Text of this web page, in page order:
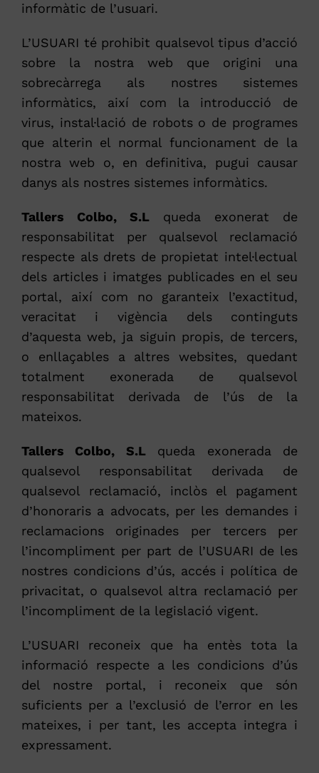
informàtic de l’usuari.
L’USUARI té prohibit qualsevol tipus d’acció
sobre la nostra web que origini una
sobrecàrrega als nostres sistemes
informàtics, així com la introducció de
virus, instal·lació de robots o de programes
que alterin el normal funcionament de la
nostra web o, en definitiva, pugui causar
danys als nostres sistemes informàtics.
Tallers Colbo, S.L queda exonerat de
responsabilitat per qualsevol reclamació
respecte als drets de propietat intel·lectual
dels articles i imatges publicades en el seu
portal, així com no garanteix l’exactitud,
veracitat i vigència dels continguts
d’aquesta web, ja siguin propis, de tercers,
o enllaçables a altres websites, quedant
totalment exonerada de qualsevol
responsabilitat derivada de l’ús de la
mateixos.
Tallers Colbo, S.Lqueda exonerada de
qualsevol responsabilitat derivada de
qualsevol reclamació, inclòs el pagament
d’honoraris a advocats, per les demandes i
reclamacions originades per tercers per
l’incompliment per part de l’USUARI de les
nostres condicions d’ús, accés i política de
privacitat, o qualsevol altra reclamació per
l’incompliment de la legislació vigent.
L’USUARI reconeix que ha entès tota la
informació respecte a les condicions d’ús
del nostre portal, i reconeix que són
suficients per a l’exclusió de l’error en les
mateixes, i per tant, les accepta integra i
expressament.